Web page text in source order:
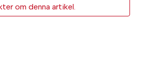
om denna artikel.